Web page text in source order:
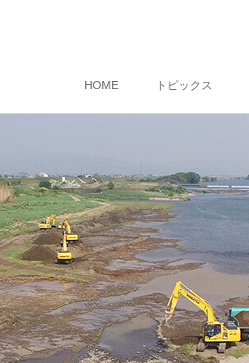
HOME トピックス